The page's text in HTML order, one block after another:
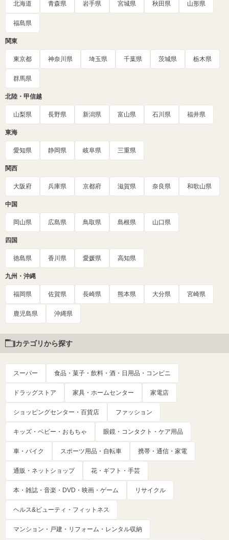
北海道 青森県 岩手県 宮城県 秋田県 山形県
福島県
関東
東京都 神奈川県 埼玉県 千葉県 茨城県 栃木県
群馬県
北陸・甲信越
山梨県 長野県 新潟県 富山県 石川県 福井県
東海
愛知県 静岡県 岐阜県 三重県
関西
大阪府 兵庫県 京都府 滋賀県 奈良県 和歌山県
中国
岡山県 広島県 鳥取県 島根県 山口県
四国
徳島県 香川県 愛媛県 高知県
九州・沖縄
福岡県 佐賀県 長崎県 熊本県 大分県 宮崎県
鹿児島県 沖縄県
カテゴリから探す
スーパー 食品・菓子・飲料・酒・日用品・コンビニ
ドラッグストア 家具・ホームセンター 家電店
ショッピングセンター・百貨店 ファッション
キッズ・ベビー・おもちゃ 眼鏡・コンタクト・ケア用品
車・バイク スポーツ用品・自転車 携帯・通信・家電
通販・ネットショップ 花・ギフト・手芸
本・雑誌・音楽・DVD・映画・ゲーム リサイクル
ヘルス&ビューティ・フィットネス
マンション・戸建・リフォーム・レンタル収納